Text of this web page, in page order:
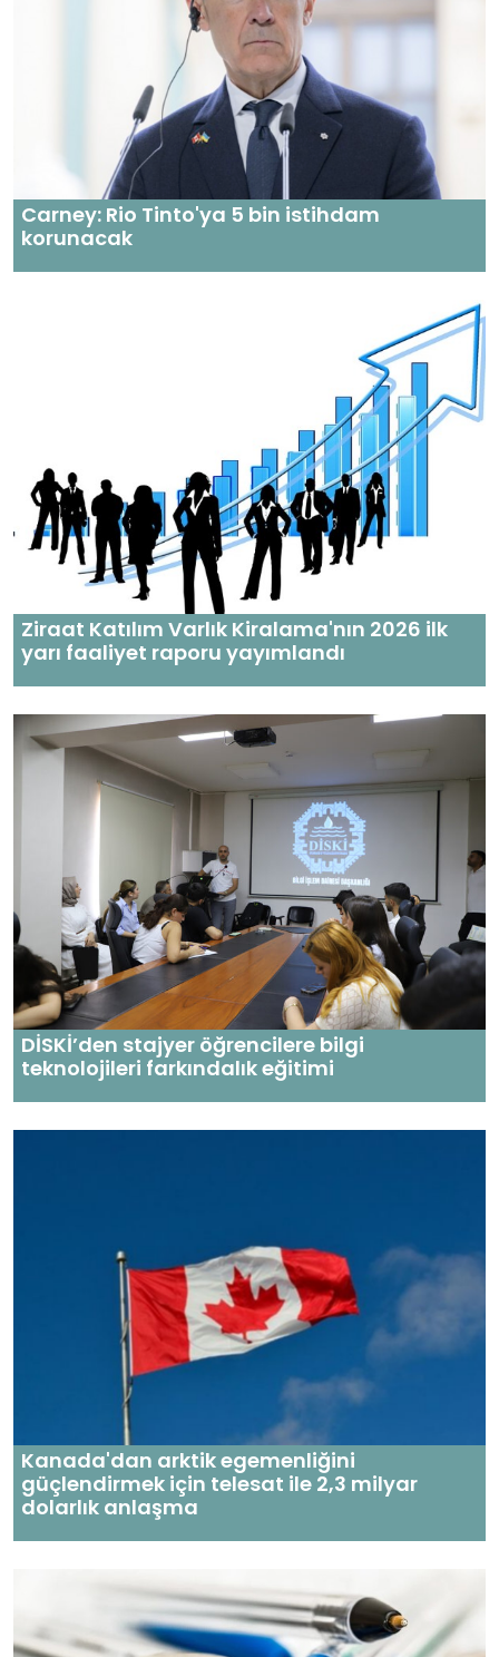
Carney: Rio Tinto'ya 5 bin istihdam
korunacak
Ziraat Katılım Varlık Kiralama'nın 2026 ilk
yarı faaliyet raporu yayımlandı
DİSKİ’den stajyer öğrencilere bilgi
teknolojileri farkındalık eğitimi
Kanada'dan arktik egemenliğini
güçlendirmek için telesat ile 2,3 milyar
dolarlık anlaşma